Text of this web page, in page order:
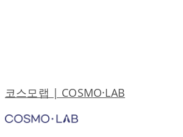
코스모랩 | COSMO·LAB